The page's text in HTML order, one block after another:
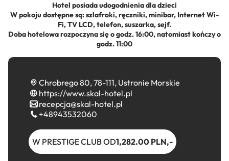
Hotel posiada udogodnienia dla dzieci
W pokoju dostępne są: szlafroki, ręczniki, minibar, Internet Wi-
Fi, TV LCD, telefon, suszarka, sejf.
Doba hotelowa rozpoczyna się o godz. 16:00, natomiast kończy o
godz. 11:00
Chrobrego 80, 78-111, Ustronie Morskie
https://www.skal-hotel.pl
recepcja@skal-hotel.pl
+48943532060
W PRESTIGE CLUB OD1,282.00 PLN,-